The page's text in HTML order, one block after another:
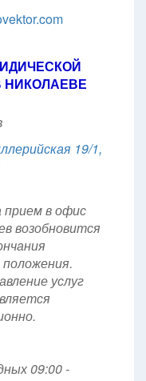
НИКОЛАЕВЕ
19/1,
прием в офис
возобновится
положения.
услуг
09:00 -